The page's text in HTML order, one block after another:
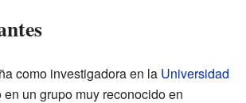
como investigadora en la Universidad
en un grupo muy reconocido en